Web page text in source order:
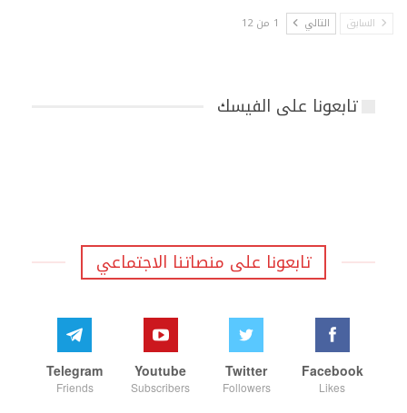
السابق التالي 1 من 12
تابعونا على الفيسك
تابعونا على منصاتنا الاجتماعي
Facebook
Likes
Twitter
Followers
Youtube
Subscribers
Telegram
Friends